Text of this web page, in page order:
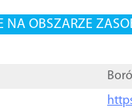
NA OBSZARZE